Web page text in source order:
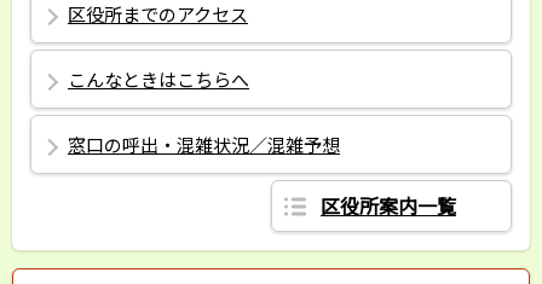
区役所までのアクセス
こんなときはこちらへ
窓口の呼出・混雑状況／混雑予想
区役所案内一覧